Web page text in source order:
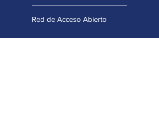
Red de Acceso Abierto
Equipo del proyecto